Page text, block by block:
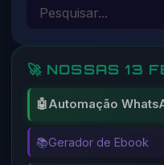
🚀 NOSSAS 13
🤖Automação
📚Gerador de Ebook